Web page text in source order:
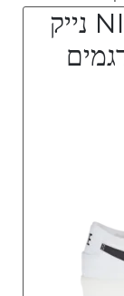
NIKE BLAZER LOW נייק